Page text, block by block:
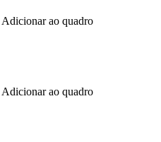
Adicionar ao quadro
Adicionar ao quadro